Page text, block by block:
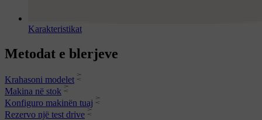
Karakteristikat
Metodat e blerjeve
Krahasoni modelet
Makina në stok
Konfiguro makinën tuaj
Rezervo një test drive